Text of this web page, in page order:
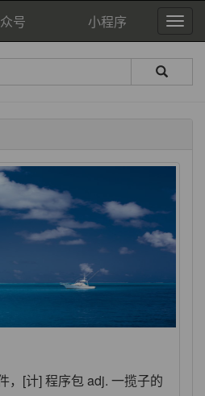
号 小程序
，[计] 程序包 adj. 一揽子的